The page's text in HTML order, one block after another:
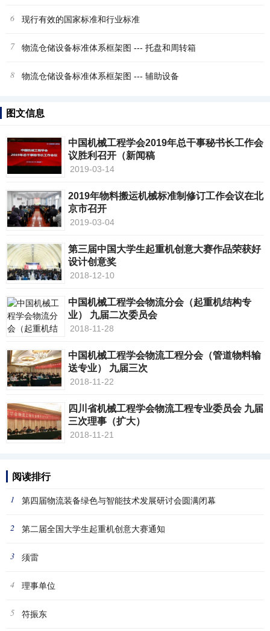
6 现行有效的国家标准和行业标准
7 物流仓储设备标准体系框架图 --- 托盘和周转箱
8 物流仓储设备标准体系框架图 --- 辅助设备
图文信息
中国机械工程学会2019年总干事秘书长工作会
议胜利召开（新闻稿
2019-03-14
2019年物料搬运机械标准制修订工作会议在北
京市召开
2019-03-04
第三届中国大学生起重机创意大赛作品荣获好
设计创意奖
2018-12-10
中国机械工程学会物流分会（起重机结构专
业） 九届二次委员会
2018-11-28
中国机械工程学会物流工程分会（管道物料输
送专业） 九届三次
2018-11-22
四川省机械工程学会物流工程专业委员会 九届
三次理事（扩大）
2018-11-21
阅读排行
1 第四届物流装备绿色与智能技术发展研讨会圆满闭幕
2 第二届全国大学生起重机创意大赛通知
3 须雷
4 理事单位
5 符振东